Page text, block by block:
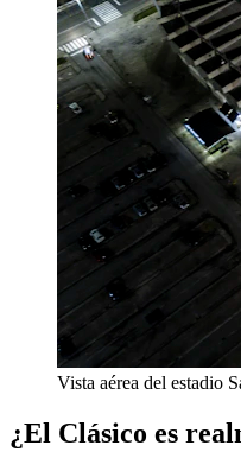
Vista aérea del estadio
¿El Clásico es